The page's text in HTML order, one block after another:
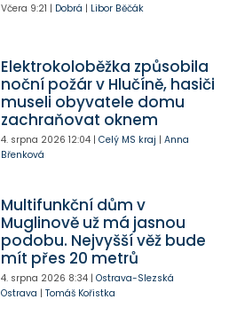
Včera 9:21 | Dobrá | Libor Běčák
Elektrokoloběžka způsobila
noční požár v Hlučíně, hasiči
museli obyvatele domu
zachraňovat oknem
4. srpna 2026 12:04| Celý MS kraj | Anna
Břenková
Multifunkční dům v
Muglinově už má jasnou
podobu. Nejvyšší věž bude
mít přes 20 metrů
4. srpna 2026 8:34| Ostrava-Slezská
Ostrava | Tomáš Kořistka